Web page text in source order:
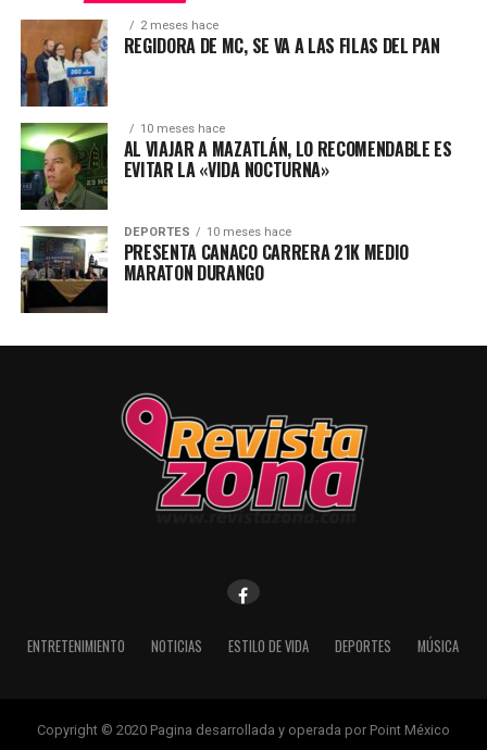
2 meses hace
REGIDORA DE MC, SE VA A LAS FILAS DEL PAN
10 meses hace
AL VIAJAR A MAZATLÁN, LO RECOMENDABLE ES
EVITAR LA «VIDA NOCTURNA»
DEPORTES 10 meses hace
PRESENTA CANACO CARRERA 21K MEDIO
MARATON DURANGO
ENTRETENIMIENTO NOTICIAS ESTILO DE VIDA DEPORTES MÚSICA
Copyright © 2020 Pagina desarrollada y operada por Point México